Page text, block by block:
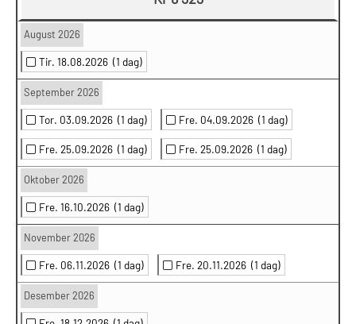
August 2026
Tir. 18.08.2026 (1 dag)
September 2026
Tor. 03.09.2026 (1 dag) Fre. 04.09.2026 (1 dag)
Fre. 25.09.2026 (1 dag) Fre. 25.09.2026 (1 dag)
Oktober 2026
Fre. 16.10.2026 (1 dag)
November 2026
Fre. 06.11.2026 (1 dag) Fre. 20.11.2026 (1 dag)
Desember 2026